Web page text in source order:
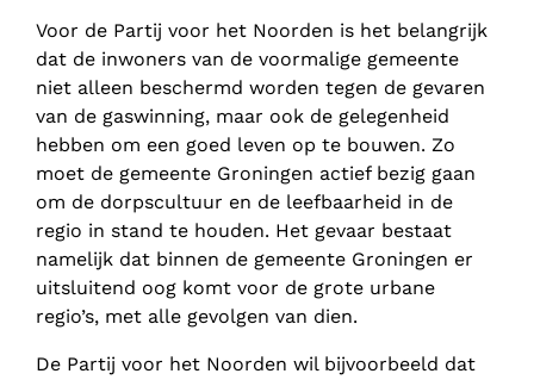
Voor de Partij voor het Noorden is het belangrijk
dat de inwoners van de voormalige gemeente
niet alleen beschermd worden tegen de gevaren
van de gaswinning, maar ook de gelegenheid
hebben om een goed leven op te bouwen. Zo
moet de gemeente Groningen actief bezig gaan
om de dorpscultuur en de leefbaarheid in de
regio in stand te houden. Het gevaar bestaat
namelijk dat binnen de gemeente Groningen er
uitsluitend oog komt voor de grote urbane
regio’s, met alle gevolgen van dien.
De Partij voor het Noorden wil bijvoorbeeld dat